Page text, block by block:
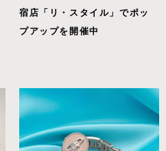
宿店「リ・スタイル」でポッ
プアップを開催中